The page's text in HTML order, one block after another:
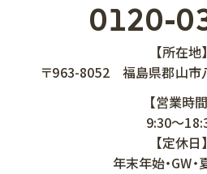
0120-
【所在地】
〒963-8052
福島県郡山市
【営業時間
9:30～
【定休日】
年末年始・GW